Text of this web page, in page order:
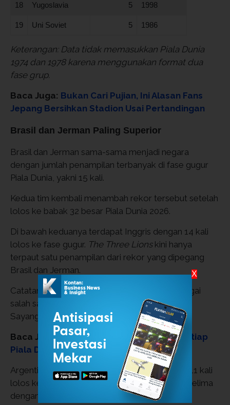
18 Yugoslavia 5 1998
19 Uni Soviet 5 1986
Keterangan: Data tidak memasukkan Piala Dunia
1974 dan 1978 karena menggunakan format dua
fase grup.
Baca Juga: Bukan Cari Pujian, Ini Alasan Fans
Jepang Bersihkan Stadion Usai Pertandingan
Brasil dan Jerman Paling Superior
Brasil dan Jerman sama-sama menjadi negara
dengan jumlah penampilan terbanyak di fase gugur
Piala Dunia, yakni 15 kali.
Kedua tim kembali menambah rekor tersebut setelah
lolos ke babak 32 besar Piala Dunia 2026.
Di bawah keduanya terdapat Inggris dengan 14 kali
lolos ke fase gugur. The Three Lions kini hanya
terpaut satu penampilan dari rekor yang dipegang
Brasil dan Jerman.
Catatan itu mempertegas status mereka sebagai
salah satu tim paling konsisten di turnamen ini.
Sayangnya, Inggris selalu gagal meraih juara.
Baca Juga: Pencetak Gol Terbanyak di Setiap
Piala Dunia FIFA dari 1930 hingga 2022
Argentina menempati posisi keempat dengan 11 kali
lolos ke fase gugur, disusul Meksiko di urutan kelima
dengan 10 kali.
X